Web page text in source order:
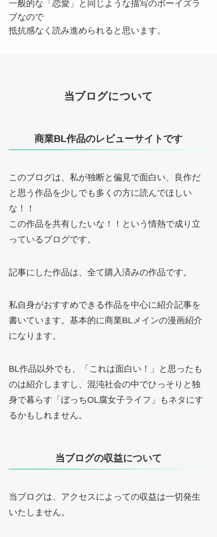
一般的な「恋愛」と同じような描写のボーイズラ
ブなので
抵抗感なく読み進められると思います。
当ブログについて
商業BL作品のレビューサイトです
このブログは、私が独断と偏見で面白い、良作だ
と思う作品を少しでも多くの方に読んでほしい
な！！
この作品を共有したいな！！という情熱で成り立
っているブログです。
記事にした作品は、全て購入済みの作品です。
私自身がおすすめできる作品を中心に紹介記事を
書いています。基本的に商業BLメインの漫画紹介
になります。
BL作品以外でも、「これは面白い！」と思ったも
のは紹介しますし、混沌社会の中でひっそりと独
身で暮らす「ぼっちOL腐女子ライフ」もネタにす
るかもしれません。
当ブログの収益について
当ブログは、アクセスによっての収益は一切発生
いたしません。